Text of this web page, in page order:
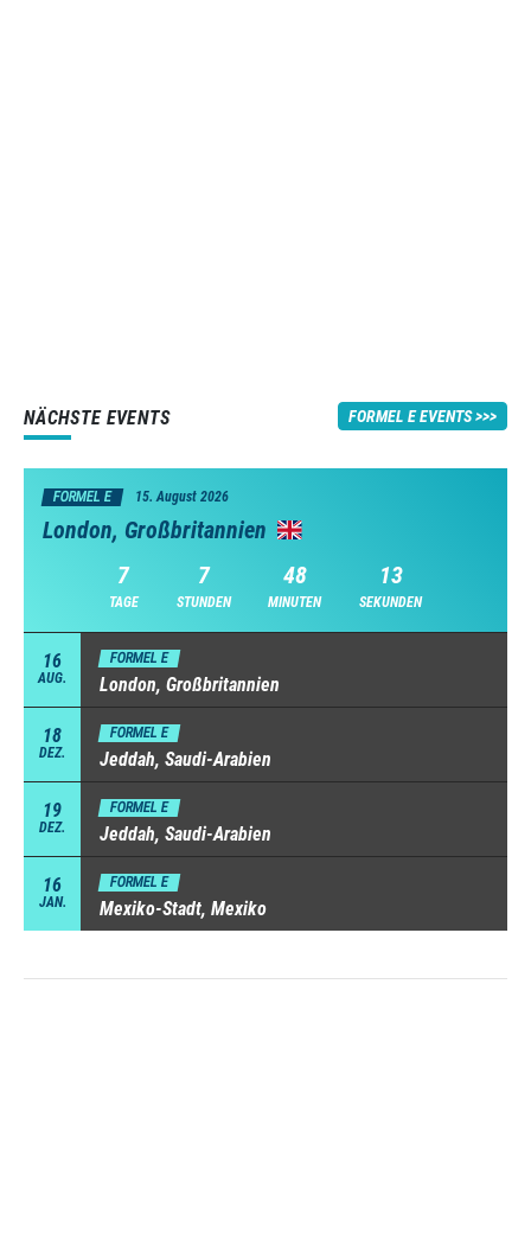
NÄCHSTE EVENTS FORMEL E EVENTS
FORMEL E 15. August 2026
London, Großbritannien
7
TAGE
7
STUNDEN
48
MINUTEN
12
SEKUNDEN
16
AUG.
FORMEL E
London, Großbritannien
18
DEZ.
FORMEL E
Jeddah, Saudi-Arabien
19
DEZ.
FORMEL E
Jeddah, Saudi-Arabien
16
JAN.
FORMEL E
Mexiko-Stadt, Mexiko